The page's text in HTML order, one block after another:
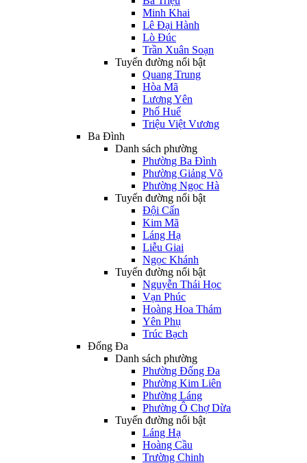
Minh Khai
Lê Đại Hành
Lò Đúc
Trần Xuân Soạn
Tuyến đường nổi bật
Quang Trung
Hòa Mã
Lương Yên
Phố Huế
Triệu Việt Vương
Ba Đình
Danh sách phường
Phường Ba Đình
Phường Giảng Võ
Phường Ngọc Hà
Tuyến đường nổi bật
Đội Cấn
Kim Mã
Láng Hạ
Liễu Giai
Ngọc Khánh
Tuyến đường nổi bật
Nguyễn Thái Học
Vạn Phúc
Hoàng Hoa Thám
Yên Phụ
Trúc Bạch
Đống Đa
Danh sách phường
Phường Đống Đa
Phường Kim Liên
Phường Láng
Phường Ô Chợ Dừa
Tuyến đường nổi bật
Láng Hạ
Hoàng Cầu
Trường Chinh